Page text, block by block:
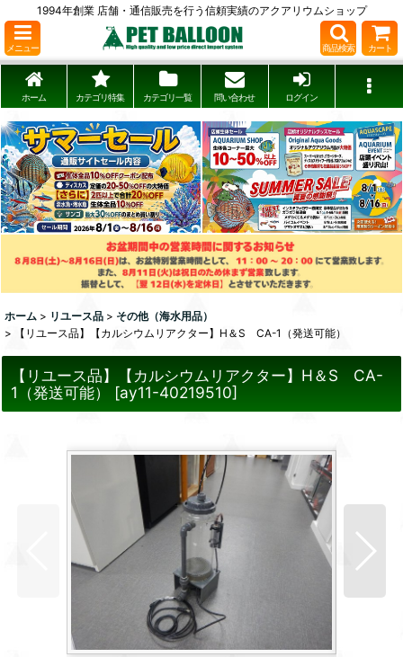
1994年創業 店舗・通信販売を行う信頼実績のアクアリウムショップ
メニュー 商品検索 カート
ホーム カテゴリ特集 カテゴリ一覧 問い合わせ ログイン
ホーム > リユース品 > その他（海水用品）
>
【リユース品】【カルシウムリアクター】H＆S CA-1（発送可能）
【リユース品】【カルシウムリアクター】H＆S CA-
1（発送可能）
[ay11-40219510]